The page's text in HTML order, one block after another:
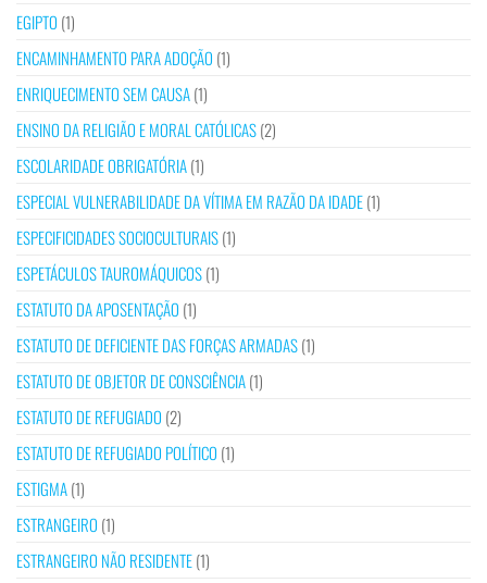
EGIPTO (1)
ENCAMINHAMENTO PARA ADOÇÃO (1)
ENRIQUECIMENTO SEM CAUSA(1)
ENSINO DA RELIGIÃO E MORAL CATÓLICAS(2)
ESCOLARIDADE OBRIGATÓRIA(1)
ESPECIAL VULNERABILIDADE DA VÍTIMA EM RAZÃO DA IDADE(1)
ESPECIFICIDADES SOCIOCULTURAIS(1)
ESPETÁCULOS TAUROMÁQUICOS(1)
ESTATUTO DA APOSENTAÇÃO (1)
ESTATUTO DE DEFICIENTE DAS FORÇAS ARMADAS(1)
ESTATUTO DE OBJETOR DE CONSCIÊNCIA(1)
ESTATUTO DE REFUGIADO (2)
ESTATUTO DE REFUGIADO POLÍTICO (1)
ESTIGMA(1)
ESTRANGEIRO (1)
ESTRANGEIRO NÃO RESIDENTE(1)